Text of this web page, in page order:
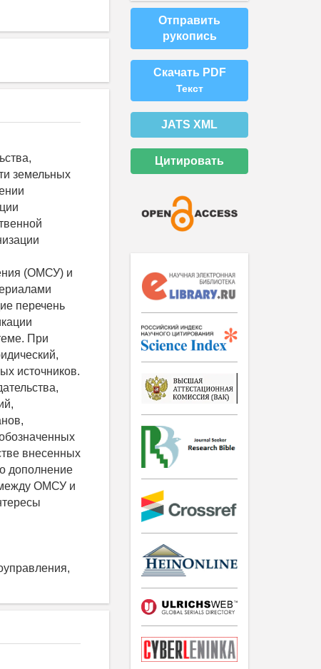
земельных
(ОМСУ) и
перечень
При
источников.
внесенных
дополнение
между ОМСУ и
Отправить
рукопись
Скачать PDF
Текст
JATS XML
Цитировать